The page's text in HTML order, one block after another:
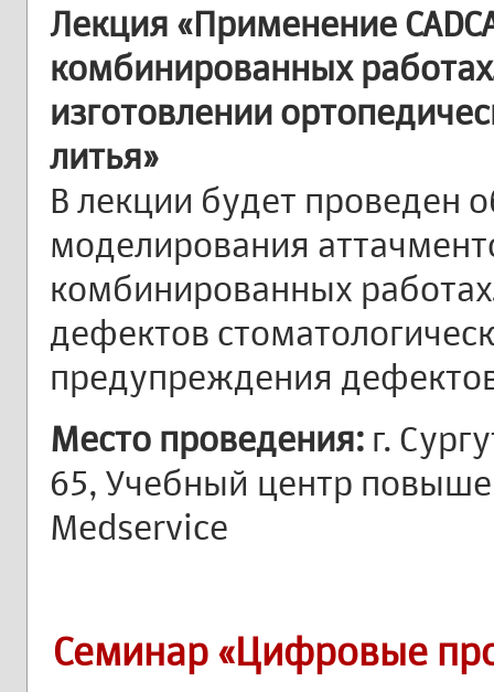
Лекция «Применение CAD
комбинированных
изготовлении
литья»
В лекции будет проведен
моделирования
комбинированных
дефектов
предупреждения
Место проведения: г.
65, Учебный центр
Medservice
Семинар «Цифровые